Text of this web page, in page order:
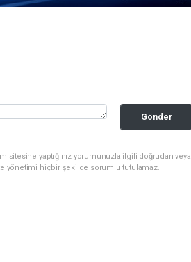
Gönder
sitesine yaptığınız yorumunuzla ilgili doğrudan veya
yönetimi hiçbir şekilde sorumlu tutulamaz.